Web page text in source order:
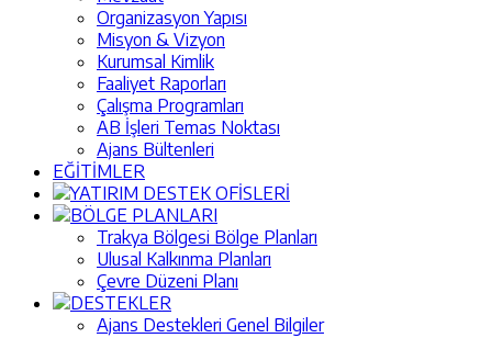
Organizasyon Yapısı
Misyon & Vizyon
Kurumsal Kimlik
Faaliyet Raporları
Çalışma Programları
AB İşleri Temas Noktası
Ajans Bültenleri
EĞİTİMLER
YATIRIM DESTEK OFİSLERİ
BÖLGE PLANLARI
Trakya Bölgesi Bölge Planları
Ulusal Kalkınma Planları
Çevre Düzeni Planı
DESTEKLER
Ajans Destekleri Genel Bilgiler